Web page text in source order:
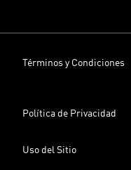
Términos y Condiciones
Política de Privacidad
Uso del Sitio